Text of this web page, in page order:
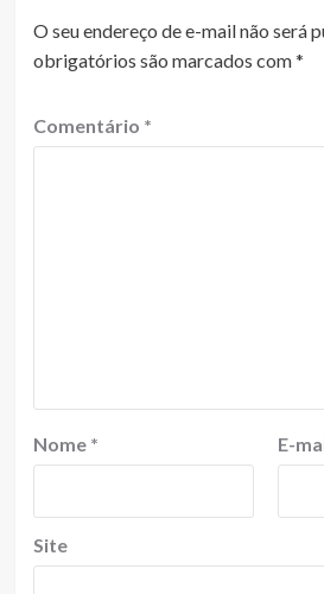
O seu endereço de e-mail não será
obrigatórios são marcados com*
Comentário *
Nome * E-
Site